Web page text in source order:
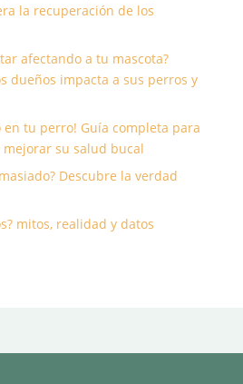
la recuperación de los
afectando a tu mascota?
dueños impacta a sus perros y
en tu perro! Guía completa para
su salud bucal
Descubre la verdad
mitos, realidad y datos